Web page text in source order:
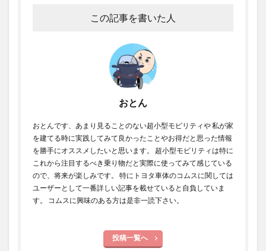
この記事を書いた人
おとん
おとんです、あまり見ることのない超小型モビリティや 私が家
を建てる時に実践してみて良かったことやお得だと思った情報
を勝手にオススメしたいと思います。 超小型モビリティは特に
これから注目するべき乗り物だと実際に使ってみて感じている
ので、将来が楽しみです。 特にトヨタ車体のコムスに関しては
ユーザーとして一番詳しい記事を載せていると自負していま
す。 コムスに興味のある方は是非一読下さい。
投稿一覧へ